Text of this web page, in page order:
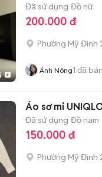
Đã sử dụng Đồ nữ
200.000 đ
Phường Mỹ Đình
Ánh Nông1 đã bán
Áo sơ mi
Đã sử dụng Đồ nam
150.000 đ
Phường Mỹ Đình